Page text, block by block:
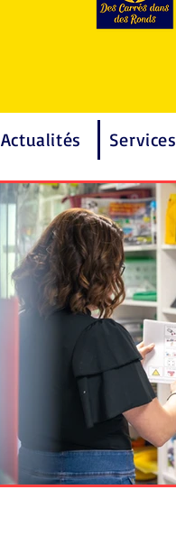
Actualités Services